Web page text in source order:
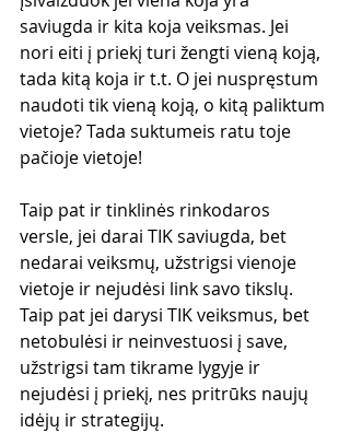
saviugda ir kita koja veiksmas. Jei
nori eiti į priekį turi žengti vieną koją,
tada kitą koja ir t.t. O jei nuspręstum
naudoti tik vieną koją, o kitą paliktum
vietoje? Tada suktumeis ratu toje
pačioje vietoje!
Taip pat ir tinklinės rinkodaros
versle, jei darai TIK saviugda, bet
nedarai veiksmų, užstrigsi vienoje
vietoje ir nejudėsi link savo tikslų.
Taip pat jei darysi TIK veiksmus, bet
netobulėsi ir neinvestuosi į save,
užstrigsi tam tikrame lygyje ir
nejudėsi į priekį, nes pritrūks naujų
idėjų ir strategijų.